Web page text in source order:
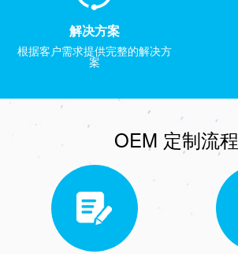
解决方案
根据客户需求提供完整的解决方
案
OEM 定制流程